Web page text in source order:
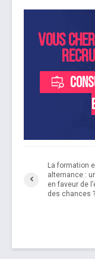
Vous
La formation
alternance :
en faveur de
des chances ?